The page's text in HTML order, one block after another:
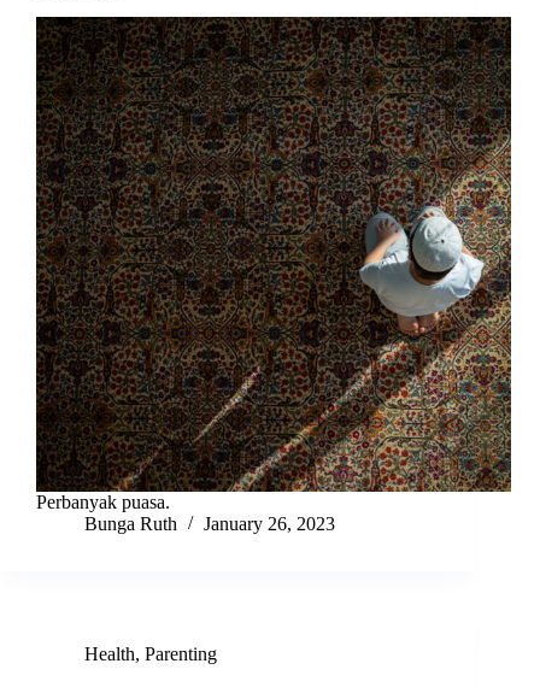
Perbanyak puasa.
Bunga Ruth
January 26, 2023
Health, Parenting